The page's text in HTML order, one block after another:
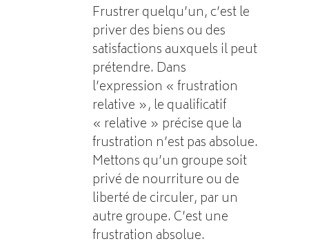
Frustrer quelqu’un, c’est le
priver des biens ou des
satisfactions auxquels il peut
prétendre. Dans
l’expression « frustration
relative », le qualificatif
« relative » précise que la
frustration n’est pas absolue.
Mettons qu’un groupe soit
privé de nourriture ou de
liberté de circuler, par un
autre groupe. C’est une
frustration absolue.